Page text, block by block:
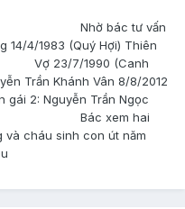
Nhờ bác tư vấn
1983 (Quý Hợi) Thiên
1990 (Canh
Trần Khánh Vân 8/8/2012
2: Nguyễn Trần Ngọc
Kim Bác xem hai
cháu sinh con út năm